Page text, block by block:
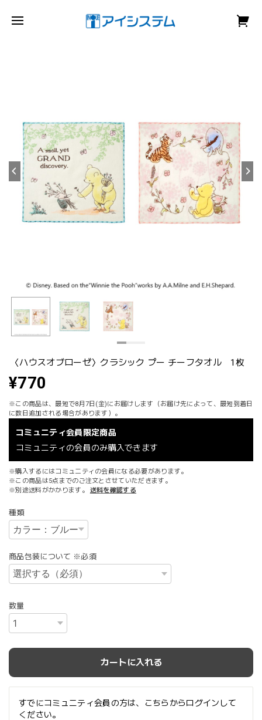
〈ハウスオブローゼ〉クラシック プー チーフタオル 1枚
¥770
※この商品は、最短で8月7日(金)にお届けします（お届け先によって、最短到着日
に数日追加される場合があります）。
コミュニティ会員限定商品
コミュニティの会員のみ購入できます
※購入するにはコミュニティの会員になる必要があります。
※この商品は5点までのご注文とさせていただきます。
※別途送料がかかります。
送料を確認する
種類
商品包装について ※必須
数量
カートに入れる
すでにコミュニティ会員の方は、こちらからログインして
ください。